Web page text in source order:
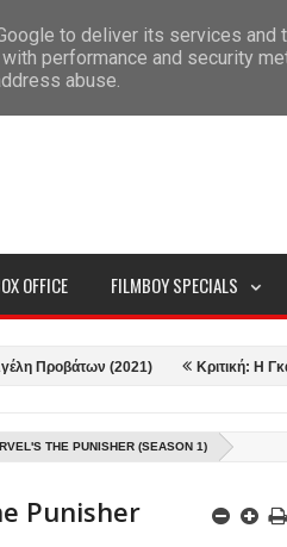
SITEMAP
OFFICE FILMBOY SPECIALS
(2021) Κριτική: Η
THE PUNISHER (SEASON 1)
Punisher
to deliver its services and
performance and security
abuse.